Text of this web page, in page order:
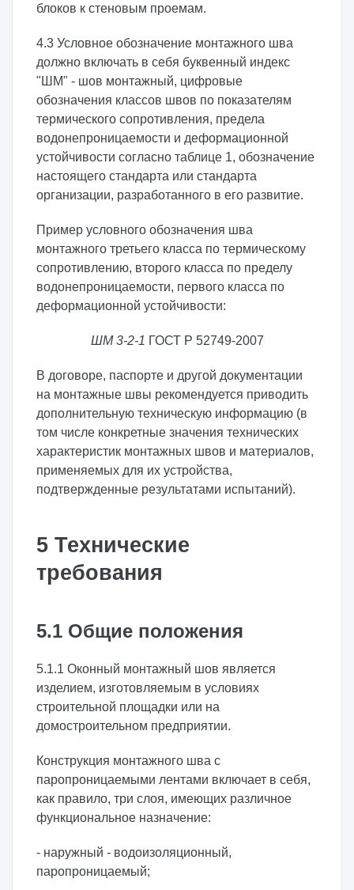
блоков к стеновым проемам.
4.3 Условное обозначение монтажного шва
должно включать в себя буквенный индекс
"ШМ" - шов монтажный, цифровые
обозначения классов швов по показателям
термического сопротивления, предела
водонепроницаемости и деформационной
устойчивости согласно таблице 1, обозначение
настоящего стандарта или стандарта
организации, разработанного в его развитие.
Пример условного обозначения шва
монтажного третьего класса по термическому
сопротивлению, второго класса по пределу
водонепроницаемости, первого класса по
деформационной устойчивости:
ШМ 3-2-1 ГОСТ Р 52749-2007
В договоре, паспорте и другой документации
на монтажные швы рекомендуется приводить
дополнительную техническую информацию (в
том числе конкретные значения технических
характеристик монтажных швов и материалов,
применяемых для их устройства,
подтвержденные результатами испытаний).
5 Технические
требования
5.1 Общие положения
5.1.1 Оконный монтажный шов является
изделием, изготовляемым в условиях
строительной площадки или на
домостроительном предприятии.
Конструкция монтажного шва с
паропроницаемыми лентами включает в себя,
как правило, три слоя, имеющих различное
функциональное назначение:
- наружный - водоизоляционный,
паропроницаемый;